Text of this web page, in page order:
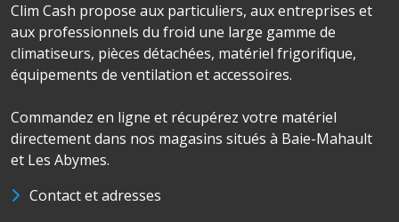
Clim Cash propose aux particuliers, aux entreprises et
aux professionnels du froid une large gamme de
climatiseurs, pièces détachées, matériel frigorifique,
équipements de ventilation et accessoires.
Commandez en ligne et récupérez votre matériel
directement dans nos magasins situés à Baie-Mahault
et Les Abymes.
Contact et adresses